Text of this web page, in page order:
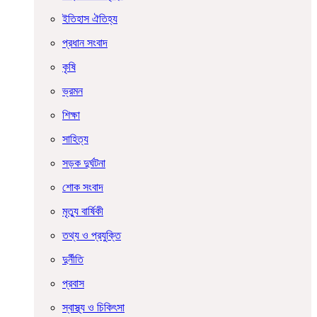
ইতিহাস ঐতিহ্য
প্রধান সংবাদ
কৃষি
ভ্রমন
শিক্ষা
সাহিত্য
সড়ক দুর্ঘটনা
শোক সংবাদ
মৃত্যু বার্ষিকী
তথ্য ও প্রযুক্তি
দুর্নীতি
প্রবাস
স্বাস্থ্য ও চিকিৎসা